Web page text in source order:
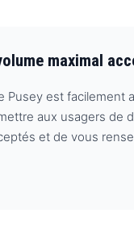
maximal
est
aux usagers
et de vous